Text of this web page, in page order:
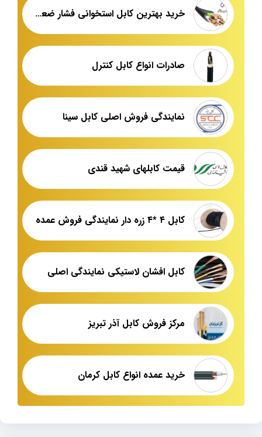
خرید بهترین کابل استخوانی فشار ضعیف
صادرات انواع کابل کنترل
نمایندگی فروش اصلی کابل سینا
قیمت کابلهای شهید قندی
کابل ۴ *۴ زره دار نمایندگی فروش عمده
کابل افشان لاستیکی نمایندگی اصلی
مرکز فروش کابل آذر تبریز
خرید عمده انواع کابل کرمان